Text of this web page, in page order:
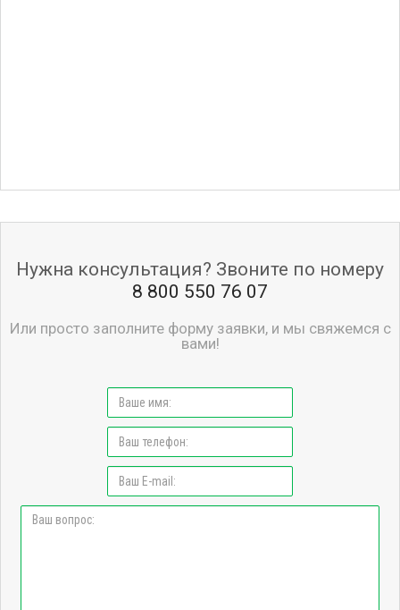
Нужна консультация? Звоните по номеру
8 800 550 76 07
Или просто заполните форму заявки, и мы свяжемся с
вами!